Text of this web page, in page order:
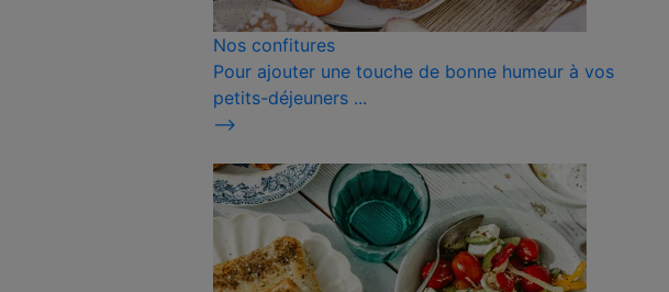
Nos confitures
Pour ajouter une touche de bonne humeur à vos
petits-déjeuners ...
⟶